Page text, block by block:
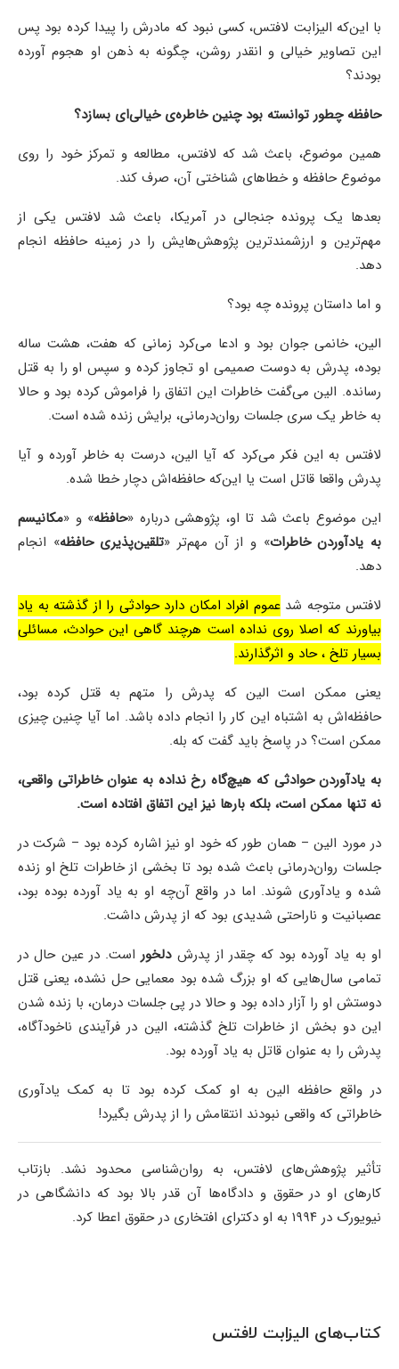
با این‌که الیزابت لافتس،‌ کسی نبود که مادرش را پیدا کرده بود پس
این تصاویر خیالی و انقدر روشن، چگونه به ذهن او هجوم آورده
بودند؟
حافظه چطور توانسته بود چنین خاطره‌ی خیالی‌ای بسازد؟
همین موضوع، باعث شد که لافتس،‌ مطالعه و تمرکز خود را روی
موضوع حافظه و خطاهای شناختی آن،‌ صرف کند.
بعدها یک پرونده جنجالی در آمریکا،‌ باعث شد لافتس یکی از
مهم‌ترین و ارزشمندترین پژوهش‌هایش را در زمینه حافظه انجام
دهد.
و اما داستان پرونده چه بود؟
الین،‌ خانمی جوان بود و ادعا می‌کرد زمانی که هفت،‌ هشت ساله
بوده، پدرش به دوست صمیمی او تجاوز کرده و سپس او را به قتل
رسانده. الین می‌گفت خاطرات این اتفاق را فراموش کرده بود و حالا
به خاطر یک سری جلسات روان‌درمانی،‌ برایش زنده شده است.
لافتس به این فکر می‌کرد که آیا الین، درست به خاطر آورده و آیا
پدرش واقعا قاتل است یا این‌که حافظه‌اش دچار خطا شده.
این موضوع باعث شد تا او، پژوهشی درباره «حافظه» و «مکانیسم
به یادآوردن خاطرات» و از آن مهم‌تر «تلقین‌پذیری حافظه» انجام
دهد.
لافتس متوجه شدعموم افراد امکان دارد حوادثی را از گذشته به یاد
بیاورند که اصلا روی نداده است هرچند گاهی این حوادث، مسائلی
بسیار تلخ ، حاد و اثرگذارند.
یعنی ممکن است الین که پدرش را متهم به قتل کرده بود،
حافظه‌اش به اشتباه این کار را انجام داده باشد. اما آیا چنین چیزی
ممکن است؟ در پاسخ باید گفت که بله.
به یادآوردن حوادثی که هیچ‌گاه رخ نداده به عنوان خاطراتی واقعی،
نه تنها ممکن است، بلکه بارها نیز این اتفاق افتاده است.
در مورد الین – همان طور که خود او نیز اشاره کرده بود – شرکت در
جلسات روان‌درمانی باعث شده بود تا بخشی از خاطرات تلخ او زنده
شده و یادآوری شوند. اما در واقع آن‌چه او به یاد آورده بوده بود،
عصبانیت و ناراحتی شدیدی بود که از پدرش داشت.
او به یاد آورده بود که چقدر از پدرشدلخوراست. در عین حال در
تمامی سال‌هایی که او بزرگ شده بود معمایی حل نشده، یعنی قتل
دوستش او را آزار داده بود و حالا در پی جلسات درمان، با زنده شدن
این دو بخش از خاطرات تلخ گذشته، الین در فرآیندی ناخودآگاه،
پدرش را به عنوان قاتل به یاد آورده بود.
در واقع حافظه الین به او کمک کرده بود تا به کمک یادآوری
خاطراتی که واقعی نبودند انتقامش را از پدرش بگیرد!
تأثیر پژوهش‌های لافتس، به روان‌شناسی محدود نشد. بازتاب
کارهای او در حقوق و دادگاه‌ها آن قدر بالا بود که دانشگاهی در
نیویورک در ۱۹۹۴ به او دکترای افتخاری در حقوق اعطا کرد.
کتاب‌های الیزابت لافتس